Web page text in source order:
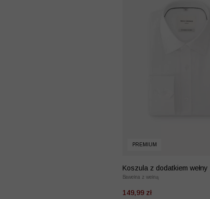
PREMIUM
Koszula z dodatkiem wełny
Bawełna z wełną
149,99 zł